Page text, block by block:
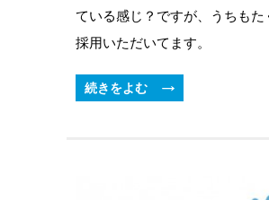
ている感じ？ですが、うちもた
採用いただいてます。
続きをよむ